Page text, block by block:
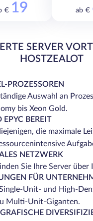
€ 19 ab €
SERVER
HOSTZEALOT
PROZESSOREN
Auswahl an
bis Xeon Gold.
EPYC BEREIT
die maximale
NETZWERK
Sie Ihre Server über
FÜR
Unit- und High-
Multi-Unit-Giganten.